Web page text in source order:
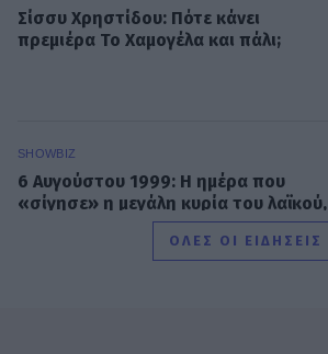
Σίσσυ Χρηστίδου: Πότε κάνει
πρεμιέρα Το Χαμογέλα και πάλι;
SHOWBIZ
6 Αυγούστου 1999: Η ημέρα που
«σίγησε» η μεγάλη κυρία του λαϊκού,
Ρίτα Σακελλαρίου
ΟΛΕΣ ΟΙ ΕΙΔΗΣΕΙΣ